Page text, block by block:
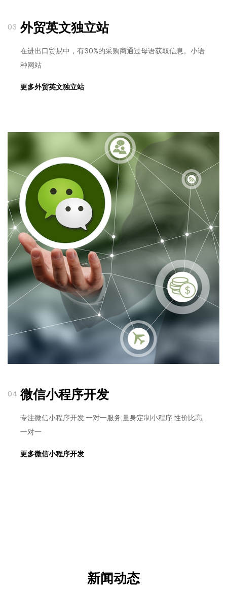
03 外贸英文独立站
在进出口贸易中，有30%的采购商通过母语获取信息。小语
种网站
更多外贸英文独立站
04 微信小程序开发
专注微信小程序开发,一对一服务,量身定制小程序,性价比高,
一对一
更多微信小程序开发
新闻动态